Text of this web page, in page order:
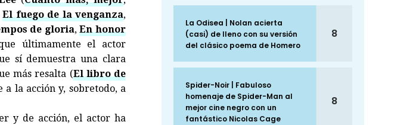
El fuego de la venganza,
de gloria,En honor
últimamente el actor
sí demuestra una clara
más resalta (El libro de
a la acción y, sobretodo, a
y de acción, el actor ha
La Odisea | Nolan acierta
(casi) de lleno con su versión
del clásico poema de Homero
8
Spider-Noir | Fabuloso
homenaje de Spider-Man al
mejor cine negro con un
fantástico Nicolas Cage
8